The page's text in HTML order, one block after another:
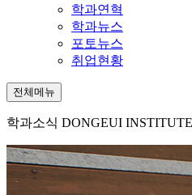
학과연혁
학과뉴스
포토뉴스
취업현황
전체메뉴
학과소식 DONGEUI